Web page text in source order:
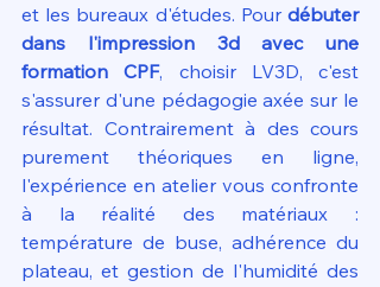
et les bureaux d'études. Pour débuter
dans l'impression 3d avec une
formation CPF, choisir LV3D, c'est
s'assurer d'une pédagogie axée sur le
résultat. Contrairement à des cours
purement théoriques en ligne,
l'expérience en atelier vous confronte
à la réalité des matériaux :
température de buse, adhérence du
plateau, et gestion de l'humidité des